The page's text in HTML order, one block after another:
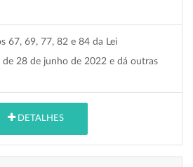
67, 69, 77, 82 e 84 da Lei
28 de junho de 2022 e dá outras
DETALHES